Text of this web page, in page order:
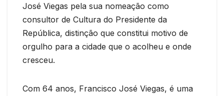
José Viegas pela sua nomeação como
consultor de Cultura do Presidente da
República, distinção que constitui motivo de
orgulho para a cidade que o acolheu e onde
cresceu.
Com 64 anos, Francisco José Viegas, é uma